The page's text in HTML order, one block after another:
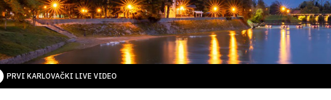
PRVI KARLOVAČKI LIVE VIDEO